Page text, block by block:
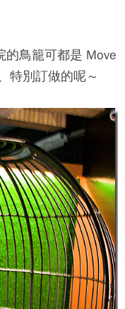
的鳥籠可都是 Move
特別訂做的呢～